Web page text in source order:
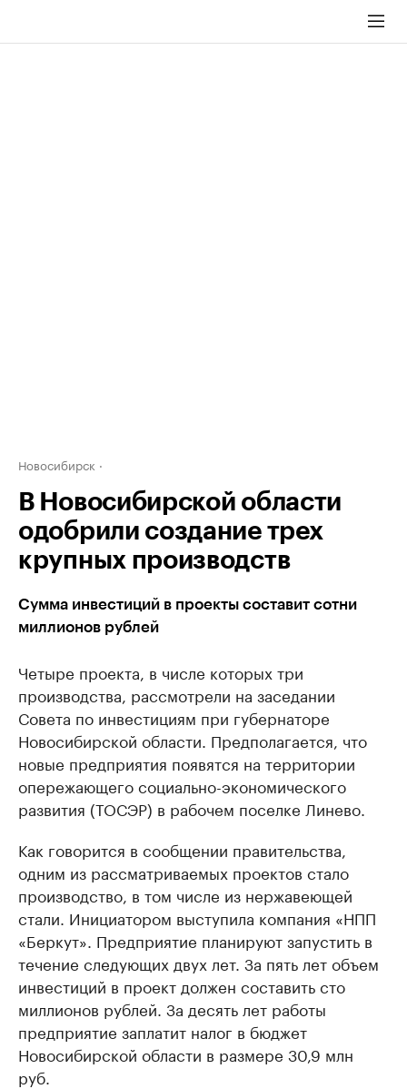
Новосибирск
В Новосибирской области
одобрили создание трех
крупных производств
Сумма инвестиций в проекты составит сотни
миллионов рублей
Четыре проекта, в числе которых три
производства, рассмотрели на заседании
Совета по инвестициям при губернаторе
Новосибирской области. Предполагается, что
новые предприятия появятся на территории
опережающего социально-экономического
развития (ТОСЭР) в рабочем поселке Линево.
Как говорится в сообщении правительства,
одним из рассматриваемых проектов стало
производство, в том числе из нержавеющей
стали. Инициатором выступила компания «НПП
«Беркут». Предприятие планируют запустить в
течение следующих двух лет. За пять лет объем
инвестиций в проект должен составить сто
миллионов рублей. За десять лет работы
предприятие заплатит налог в бюджет
Новосибирской области в размере 30,9 млн
руб.